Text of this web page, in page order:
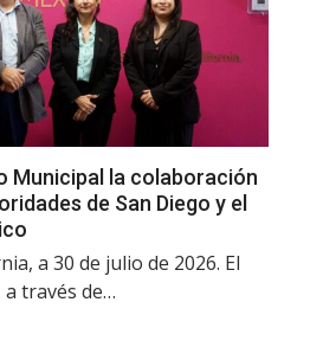
Municipal la colaboración
de San Diego y el
a 30 de julio de 2026. El
través de…